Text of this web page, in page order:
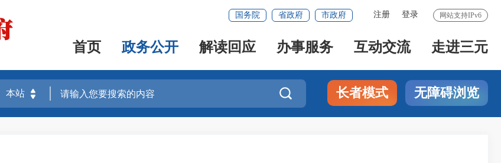
网站支持IPv6
注册 登录
国务院 省政府 市政府
首页 政务公开 解读回应 办事服务 互动交流 走进三元
 长者模式 无障碍浏览